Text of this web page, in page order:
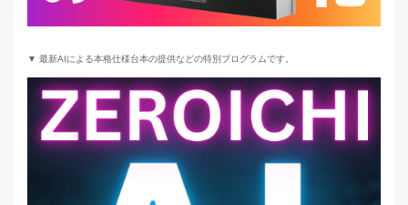
▼ 最新AIによる本格仕様台本の提供などの特別プログラムです。